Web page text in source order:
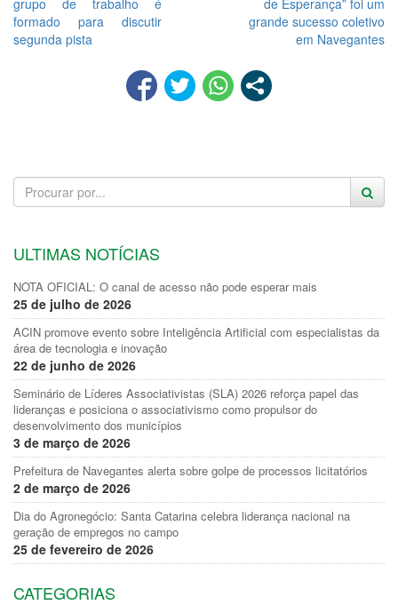
formado para discutir
segunda pista
grande sucesso coletivo
em Navegantes
ULTIMAS NOTÍCIAS
NOTA OFICIAL: O canal de acesso não pode esperar mais
25 de julho de 2026
ACIN promove evento sobre Inteligência Artificial com especialistas da
área de tecnologia e inovação
22 de junho de 2026
Seminário de Líderes Associativistas (SLA) 2026 reforça papel das
lideranças e posiciona o associativismo como propulsor do
desenvolvimento dos municípios
3 de março de 2026
Prefeitura de Navegantes alerta sobre golpe de processos licitatórios
2 de março de 2026
Dia do Agronegócio: Santa Catarina celebra liderança nacional na
geração de empregos no campo
25 de fevereiro de 2026
CATEGORIAS